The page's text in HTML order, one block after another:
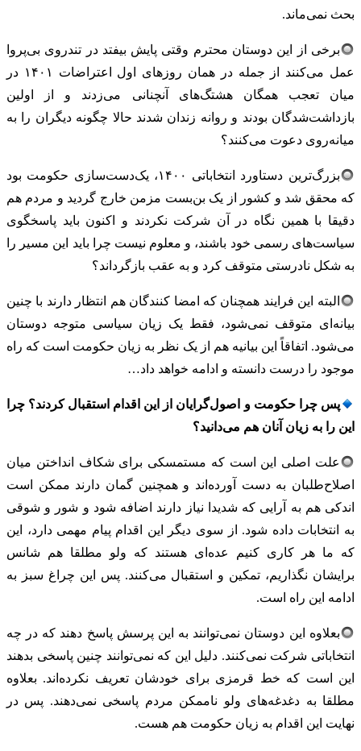
بحث نمی‌ماند.
برخی از این دوستان محترم وقتی پایش بیفتد در تندروی بی‌پروا
عمل می‌کنند از جمله در همان روزهای اول اعتراضات ۱۴۰۱ در
میان تعجب همگان هشتگ‌های آنچنانی می‌زدند و از اولین
بازداشت‌شدگان بودند و روانه زندان شدند حالا چگونه دیگران را به
میانه‌روی دعوت می‌کنند؟
بزرگ‌ترین دستاورد انتخاباتی ۱۴۰۰، یک‌دست‌سازی حکومت بود
که محقق شد و کشور از یک بن‌بست مزمن خارج گردید و مردم هم
دقیقا با همین نگاه در آن شرکت نکردند و اکنون باید پاسخگوی
سیاست‌های رسمی خود باشند، و معلوم نیست چرا باید این مسیر را
به شکل نادرستی متوقف کرد و به عقب بازگرداند؟
البته این فرایند همچنان که امضا کنندگان هم انتظار دارند با چنین
بیانه‌ای متوقف نمی‌شود، فقط یک زیان سیاسی متوجه دوستان
می‌شود. اتفاقاً این بیانیه هم از یک نظر به زیان حکومت است که راه
موجود را درست دانسته و ادامه خواهد داد…
پس چرا حکومت و اصول‌گرایان از این اقدام استقبال کردند؟ چرا
این را به زیان آنان هم می‌دانید؟
علت اصلی این است که مستمسکی برای شکاف انداختن میان
اصلاح‌طلبان به دست آورده‌اند و همچنین گمان دارند ممکن است
اندکی هم به آرایی که شدیدا نیاز دارند اضافه شود و شور و شوقی
به انتخابات داده شود. از سوی دیگر این اقدام پیام مهمی دارد، این
که ما هر کاری کنیم عده‌ای هستند که ولو مطلقا هم شانس
برایشان نگذاریم، تمکین و استقبال می‌کنند. پس این چراغ سبز به
ادامه این راه است.
بعلاوه این دوستان نمی‌توانند به این پرسش پاسخ دهند که در چه
انتخاباتی شرکت نمی‌کنند. دلیل این که نمی‌توانند چنین پاسخی بدهند
این است که خط قرمزی برای خودشان تعریف نکرده‌اند. بعلاوه
مطلقا به دغدغه‌های ولو ناممکن مردم پاسخی نمی‌دهند. پس در
نهایت این اقدام به زیان حکومت هم هست.